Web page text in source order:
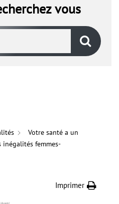
vous
Votre santé a un
inégalités femmes-
Imprimer
la santé